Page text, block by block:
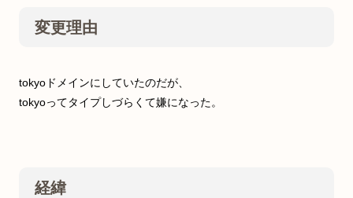
変更理由
tokyoドメインにしていたのだが、
tokyoってタイプしづらくて嫌になった。
経緯